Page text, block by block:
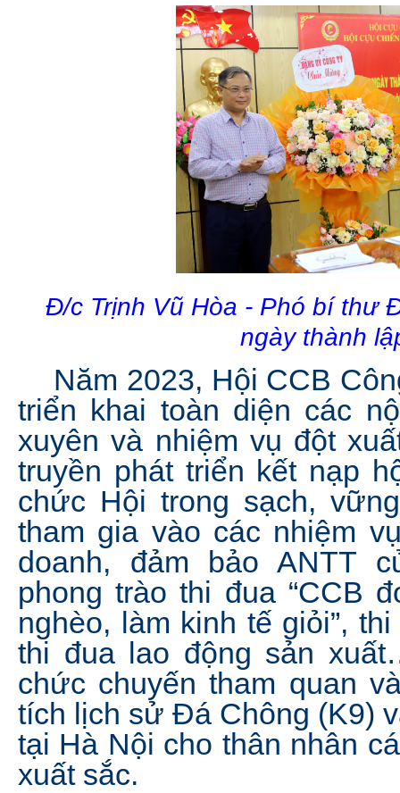
Đ/c Trịnh Vũ Hòa - Phó bí thư
ngày thành
Năm 2023, Hội CCB
triển khai toàn diện các
xuyên và nhiệm vụ đột
truyền phát triển kết nạp
chức Hội trong sạch,
tham gia vào các nhiệm
doanh, đảm bảo ANTT
phong trào thi đua “CCB
nghèo, làm kinh tế giỏi”,
thi đua lao động sản
chức chuyến tham quan
tích lịch sử Đá Chông (K9)
tại Hà Nội cho thân nhân
xuất sắc.